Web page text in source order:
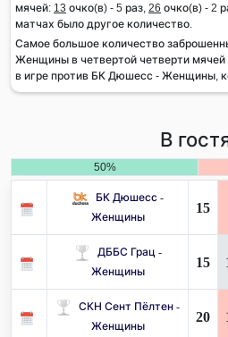
мячей: 13 очко(в) - 5 раз, 26 очко(в) - 2
матчах было другое количество.
Самое большое количество
Женщины в четвертой четверти мячей
в игре против БК Дюшесс - Женщины,
В
50%
БК Дюшесс -
Женщины
15
ДББС Грац -
Женщины
15
СКН Сент Пёлтен -
Женщины
20